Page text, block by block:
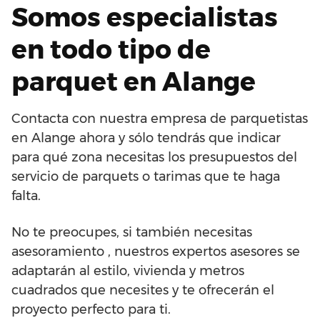
Somos especialistas
en todo tipo de
parquet en Alange
Contacta con nuestra empresa de parquetistas
en Alange ahora y sólo tendrás que indicar
para qué zona necesitas los presupuestos del
servicio de parquets o tarimas que te haga
falta.
No te preocupes, si también necesitas
asesoramiento , nuestros expertos asesores se
adaptarán al estilo, vivienda y metros
cuadrados que necesites y te ofrecerán el
proyecto perfecto para ti.